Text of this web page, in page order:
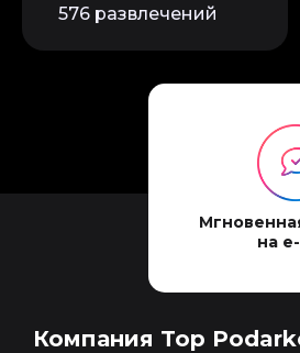
576 развлечений
на
Компания Top